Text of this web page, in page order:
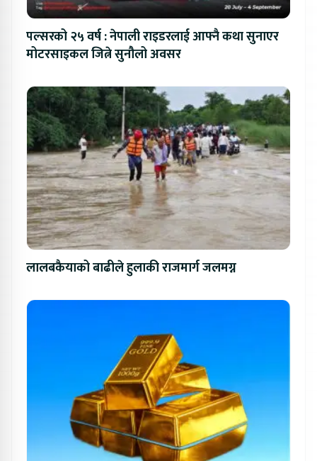
पल्सरको २५ वर्ष : नेपाली राइडरलाई आफ्नै कथा सुनाएर
मोटरसाइकल जित्ने सुनौलो अवसर
लालबकैयाको बाढीले हुलाकी राजमार्ग जलमग्न